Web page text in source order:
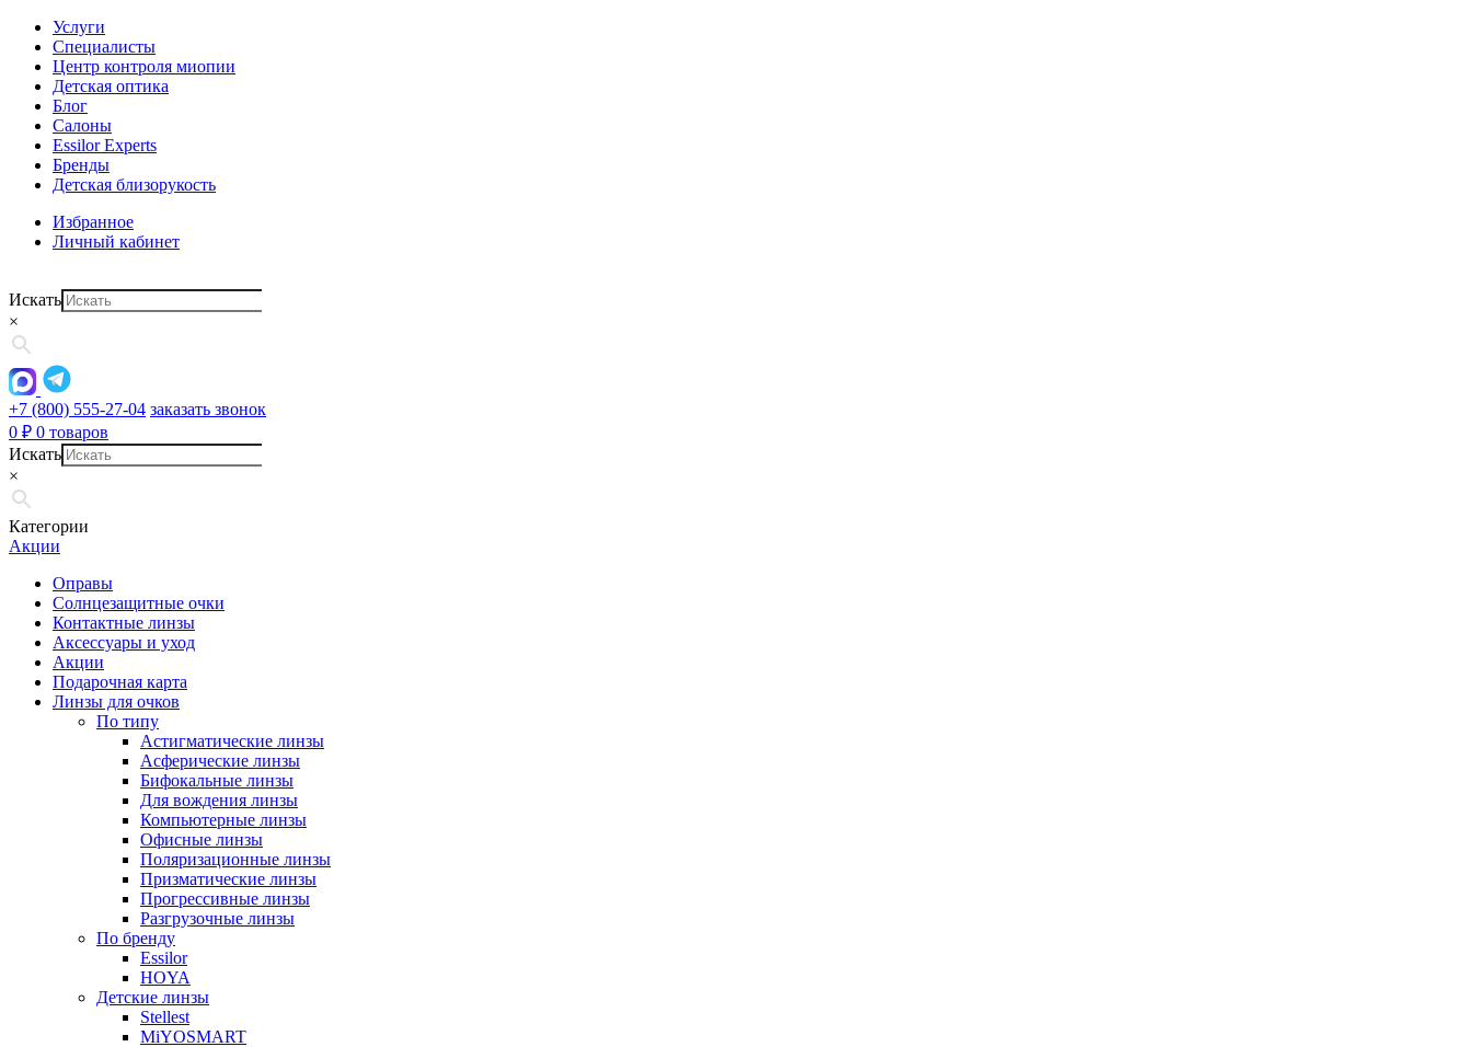
Услуги
Специалисты
Центр контроля миопии
Детская оптика
Блог
Салоны
Essilor Experts
Бренды
Детская близорукость
Избранное
Личный кабинет
Искать
×
+7 (800) 555-27-04 заказать звонок
0 ₽ 0 товаров
Искать
×
Категории
Акции
Оправы
Солнцезащитные очки
Контактные линзы
Аксессуары и уход
Акции
Подарочная карта
Линзы для очков
По типу
Астигматические линзы
Асферические линзы
Бифокальные линзы
Для вождения линзы
Компьютерные линзы
Офисные линзы
Поляризационные линзы
Призматические линзы
Прогрессивные линзы
Разгрузочные линзы
По бренду
Essilor
HOYA
Детские линзы
Stellest
MiYOSMART